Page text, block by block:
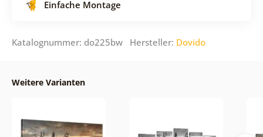
Einfache Montage
Katalognummer: do225bw Hersteller: Dovido
Weitere Varianten